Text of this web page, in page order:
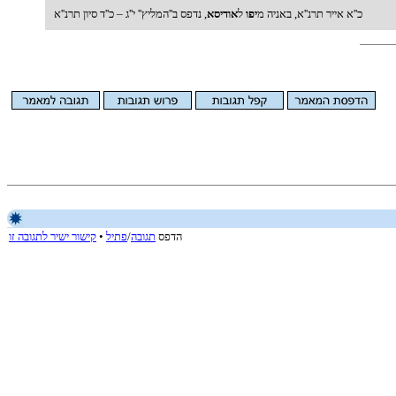
כ''א אייר תרנ''א, באניה מיפו לאודיסא, נדפס ב''המליץ'' י''ג – כ''ד סיון תרנ''א
הדפס תגובה/פתיל • קישור ישיר לתגובה זו